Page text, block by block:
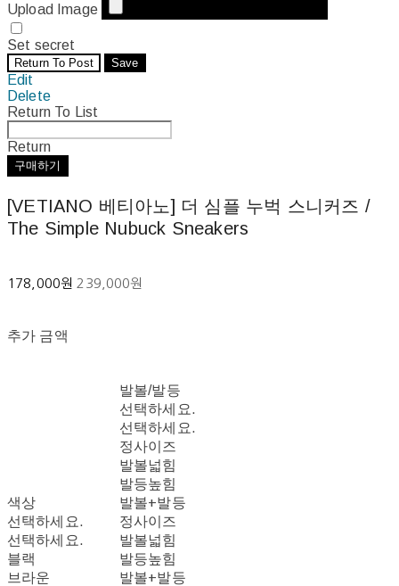
Upload Image
Set secret
Return To Post Save
Edit
Delete
Return To List
Return
구매하기
[VETIANO 베티아노] 더 심플 누벅 스니커즈 /
The Simple Nubuck Sneakers
178,000원 239,000원
추가 금액
색상
선택하세요.
선택하세요.
블랙
브라운
발볼/발등
선택하세요.
선택하세요.
정사이즈
발볼넓힘
발등높힘
발볼+발등
정사이즈
발볼넓힘
발등높힘
발볼+발등